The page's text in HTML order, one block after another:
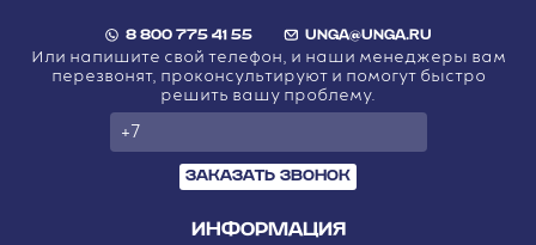
ИНФОРМАЦИЯ
8 800 775 41 55 UNGA@UNGA.RU
Или напишите свой телефон, и наши менеджеры вам
перезвонят, проконсультируют и помогут быстро
решить вашу проблему.
ЗАКАЗАТЬ ЗВОНОК